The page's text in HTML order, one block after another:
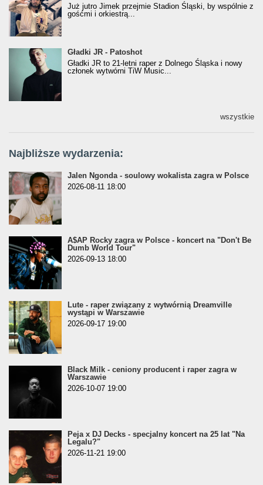
Już jutro Jimek przejmie Stadion Śląski, by wspólnie z
gośćmi i orkiestrą...
Gładki JR - Patoshot
Gładki JR - Patoshot
Gładki JR to 21-letni raper z Dolnego Śląska i nowy
członek wytwórni TiW Music...
wszystkie
Najbliższe wydarzenia:
Jalen Ngonda - soulowy wokalista zagra w Polsce
2026-08-11 18:00
A$AP Rocky zagra w Polsce - koncert na "Don't Be
Dumb World Tour"
2026-09-13 18:00
Lute - raper związany z wytwórnią Dreamville
wystąpi w Warszawie
2026-09-17 19:00
Black Milk - ceniony producent i raper zagra w
Warszawie
2026-10-07 19:00
Peja x DJ Decks - specjalny koncert na 25 lat "Na
Legalu?"
2026-11-21 19:00